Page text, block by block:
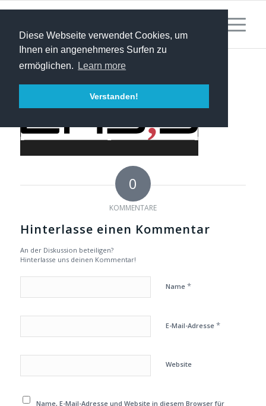
Diese Webseite verwendet Cookies, um
Ihnen ein angenehmeres Surfen zu
ermöglichen.
Learn more
Verstanden!
0
KOMMENTARE
Hinterlasse einen Kommentar
An der Diskussion beteiligen?
Hinterlasse uns deinen Kommentar!
Name *
E-Mail-Adresse *
Website
Name, E-Mail-Adresse und Website in diesem Browser für